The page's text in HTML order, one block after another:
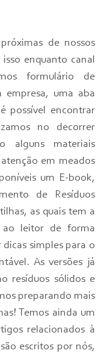
de nossos
enquanto canal
formulário de
uma aba
possível encontrar
no decorrer
alguns materiais
em meados
um E-book,
de Resíduos
as quais tem a
ao leitor de forma
simples para o
As versões já
resíduos sólidos e
preparando mais
Temos ainda um
relacionados à
escritos por nós,